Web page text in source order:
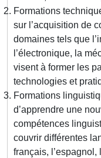
Formations
sur l’acquisition de
domaines tels que
l’électronique, la
visent à former les
technologies et
Formations
d’apprendre une
compétences
couvrir différentes
français, l’espagnol,